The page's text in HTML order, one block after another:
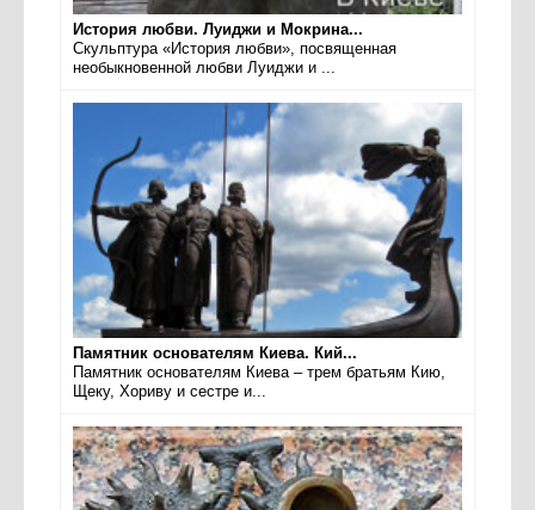
История любви. Луиджи и Мокрина...
Скульптура «История любви», посвященная
необыкновенной любви Луиджи и ...
Памятник основателям Киева. Кий...
Памятник основателям Киева – трем братьям Кию,
Щеку, Хориву и сестре и...